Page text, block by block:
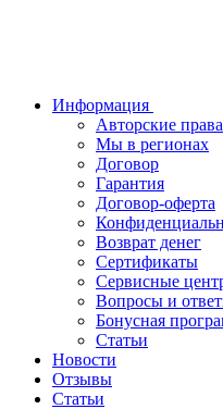
Информация
Авторские права
Мы в регионах
Договор
Гарантия
Договор-оферта
Возврат денег
Сертификаты
Сервисные
Вопросы и
Бонусная
Статьи
Новости
Отзывы
Статьи